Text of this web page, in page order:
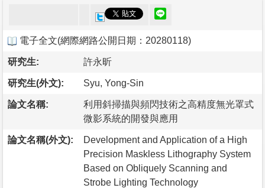
電子全文(網際網路公開日期：20280118)
研究生: 許永昕
研究生(外文): Syu, Yong-Sin
論文名稱:
利用斜掃描與頻閃技術之高精度無光罩式
微影系統的開發與應用
論文名稱(外文):
Development and Application of a High
Precision Maskless Lithography System
Based on Obliquely Scanning and
Strobe Lighting Technology